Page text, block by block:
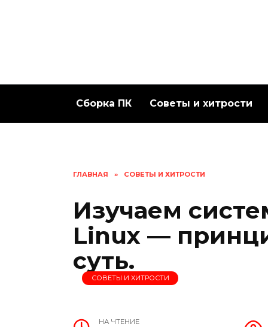
Сборка ПК Советы и хитрости
ГЛАВНАЯ » СОВЕТЫ И ХИТРОСТИ
Изучаем
Linux —
суть.
СОВЕТЫ И ХИТРОСТИ
НА ЧТЕНИЕ